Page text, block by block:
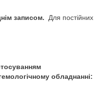
записом. Для постійних
обладнанні: